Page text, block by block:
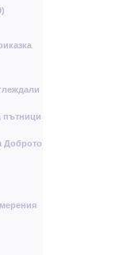
н
Г
пътници
Доброто